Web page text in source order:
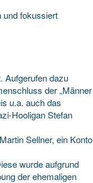
und fokussiert
Aufgerufen dazu
der „Männer
u.a. auch das
Hooligan Stefan
Sellner, ein Konto
wurde aufgrund
der ehemaligen